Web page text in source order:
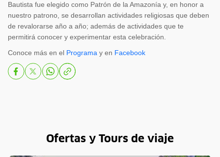
Bautista fue elegido como Patrón de la Amazonía y, en honor a
nuestro patrono, se desarrollan actividades religiosas que deben
de revalorarse año a año; además de actividades que te
permitirá conocer y experimentar esta celebración.
Conoce más en el Programa y en Facebook
Ofertas y Tours de viaje